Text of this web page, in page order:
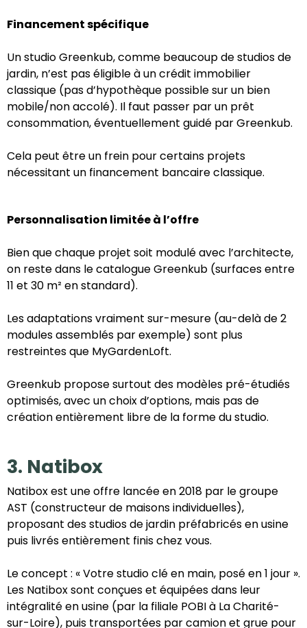
Financement spécifique
Un studio Greenkub, comme beaucoup de studios de
jardin, n’est pas éligible à un crédit immobilier
classique (pas d’hypothèque possible sur un bien
mobile/non accolé). Il faut passer par un prêt
consommation, éventuellement guidé par Greenkub.
Cela peut être un frein pour certains projets
nécessitant un financement bancaire classique.
Personnalisation limitée à l’offre
Bien que chaque projet soit modulé avec l’architecte,
on reste dans le catalogue Greenkub (surfaces entre
11 et 30 m² en standard).
Les adaptations vraiment sur-mesure (au-delà de 2
modules assemblés par exemple) sont plus
restreintes que MyGardenLoft.
Greenkub propose surtout des modèles pré-étudiés
optimisés, avec un choix d’options, mais pas de
création entièrement libre de la forme du studio.
3. Natibox
Natibox est une offre lancée en 2018 par le groupe
AST (constructeur de maisons individuelles),
proposant des studios de jardin préfabricés en usine
puis livrés entièrement finis chez vous.
Le concept : « Votre studio clé en main, posé en 1 jour ».
Les Natibox sont conçues et équipées dans leur
intégralité en usine (par la filiale POBI à La Charité-
sur-Loire), puis transportées par camion et grue pour